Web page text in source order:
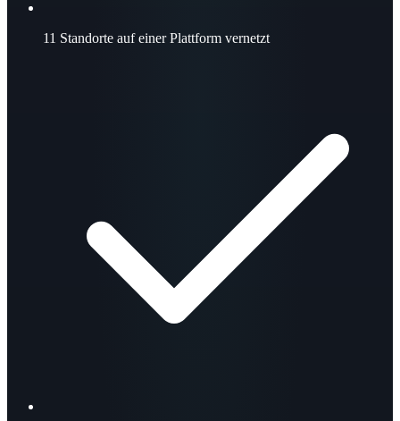
11 Standorte auf einer Plattform vernetzt